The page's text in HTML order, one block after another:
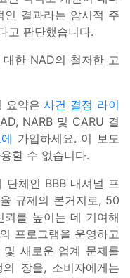
결과라는 암시적 주
고 판단했습니다.
한 NAD의 철저한 고
요약은사건 결정 라이
NARB 및 CARU 결
가입하세요. 이 보도
할 수 없습니다.
단체인 BBB 내셔널 프
규제의 본거지로, 50
를 높이는 데 기여해
프로그램을 운영하고
새로운 업계 문제를
장을, 소비자에게는